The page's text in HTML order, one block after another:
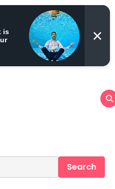
Search